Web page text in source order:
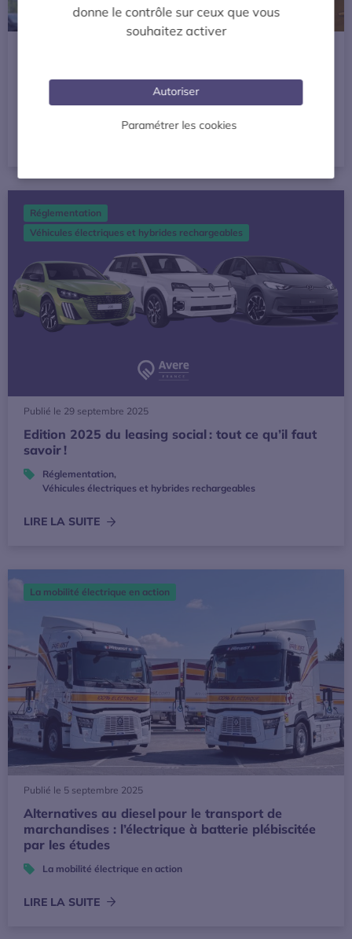
donne le contrôle sur ceux que vous
souhaitez activer
Autoriser
Paramétrer les cookies
pour la mobilité électrique !
Infrastructures et solutions de recharge
Réglementation
Véhicules électriques et hybrides rechargeables
Publié le 29 septembre 2025
Edition 2025 du leasing social : tout ce qu’il faut
savoir !
Réglementation,
Véhicules électriques et hybrides rechargeables
LIRE LA SUITE
Alternatives au diesel pour le transport de marchandises
La mobilité électrique en action
Publié le 5 septembre 2025
Alternatives au diesel pour le transport de
marchandises : l’électrique à batterie plébiscitée
par les études
La mobilité électrique en action
LIRE LA SUITE